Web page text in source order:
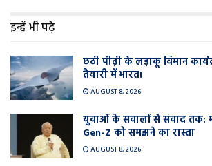
इन्हें भी पढ़े
छठी पीढ़ी के लड़ाकू विमान
तैयारी में भारत!
AUGUST 8, 2026
युवाओं के सवालों से संवाद तक:
Gen-Z को समझने का रास्ता
AUGUST 8, 2026